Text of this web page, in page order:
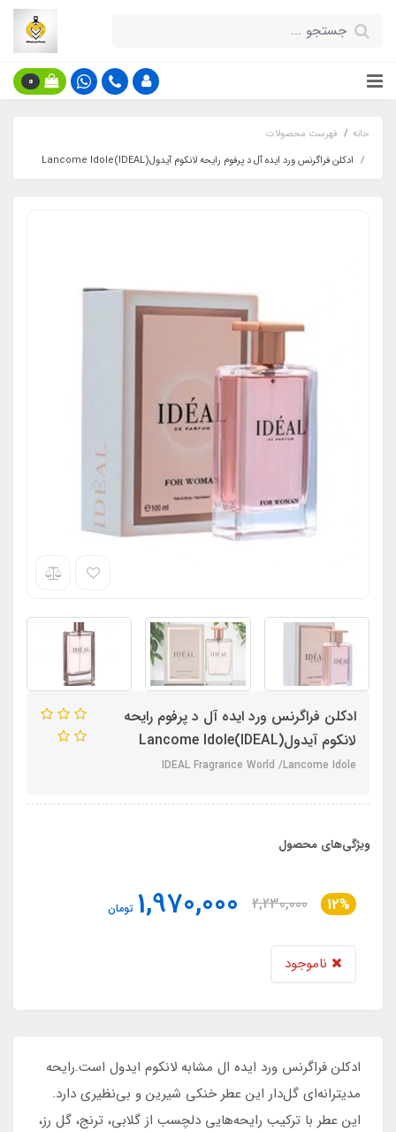
0
خانه
فهرست محصولات
ادکلن فراگرنس ورد ایده آل د پرفوم رایحه لانکوم آیدول(IDEAL)Lancome Idole
ادکلن فراگرنس ورد ایده آل د پرفوم رایحه
لانکوم آیدول(IDEAL)Lancome Idole
IDEAL Fragrance World /Lancome Idole
ویژگی‌های محصول
12%
2,230,000
1,970,000 تومان
ناموجود
ادکلن فراگرنس ورد ایده ال مشابه لانکوم ایدول است.رایحه
مدیترانه‌ای گل‌دار این عطر خنکی شیرین و بی‌نظیری دارد.
این عطر با ترکیب رایحه‌هایی دلچسب از گلابی، ترنج، گل رز،